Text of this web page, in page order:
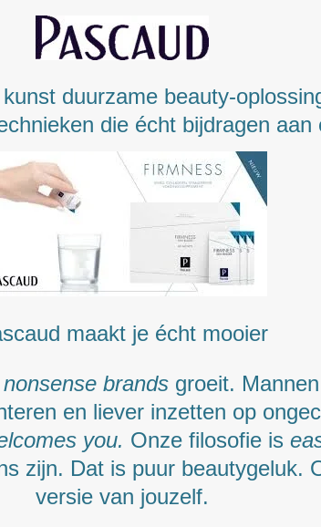
duurzame beauty-
die écht bijdragen aan
maakt je écht mooier
brands groeit.
en liever inzetten op
you. Onze filosofie is
zijn. Dat is puur beautygeluk.
versie van jouzelf.